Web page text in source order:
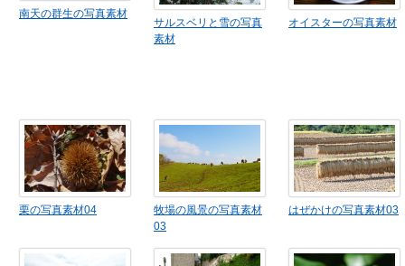
南天の群生の写真素材
サルスベリと雪の写真
素材
オイスターの写真素材
栗の写真素材04
牧場の風景の写真素材
03
はぜかけの写真素材03